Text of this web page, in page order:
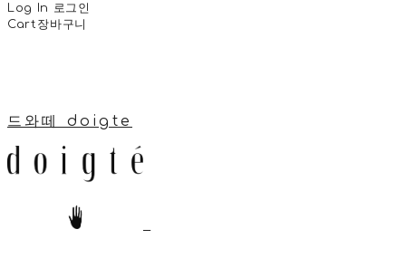
Log In 로그인
Cart 장바구니
드와떼 doigte